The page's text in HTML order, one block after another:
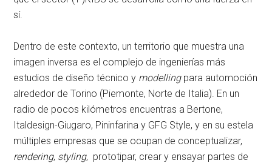
sí.
Dentro de este contexto, un territorio que muestra una
imagen inversa es el complejo de ingenierías más
estudios de diseño técnico y modellingpara automoción
alrededor de Torino (Piemonte, Norte de Italia). En un
radio de pocos kilómetros encuentras a Bertone,
Italdesign-Giugaro, Pininfarina y GFG Style, y en su estela
múltiples empresas que se ocupan de conceptualizar,
rendering, styling, prototipar, crear y ensayar partes de